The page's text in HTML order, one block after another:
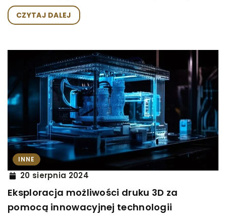
CZYTAJ DALEJ
INNE
20 sierpnia 2024
Eksploracja możliwości druku 3D za
pomocą innowacyjnej technologii